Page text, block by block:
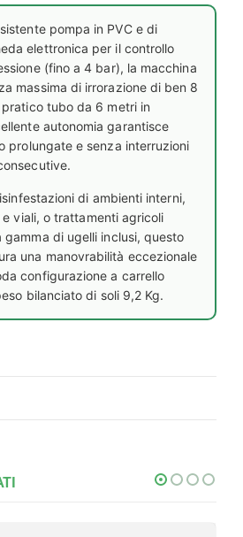
pompa in PVC e di
elettronica per il controllo
(fino a 4 bar), la macchina
massima di irrorazione di ben 8
tubo da 6 metri in
autonomia garantisce
prolungate e senza interruzioni
di ambienti interni,
viali, o trattamenti agricoli
gamma di ugelli inclusi, questo
una manovrabilità eccezionale
configurazione a carrello
bilanciato di soli 9,2 Kg.